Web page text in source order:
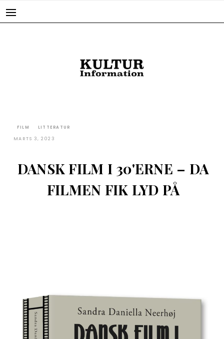
FILM LITTERATUR
MARTS 3, 2023
DANSK FILM I 30'ERNE – DA
FILMEN FIK LYD PÅ